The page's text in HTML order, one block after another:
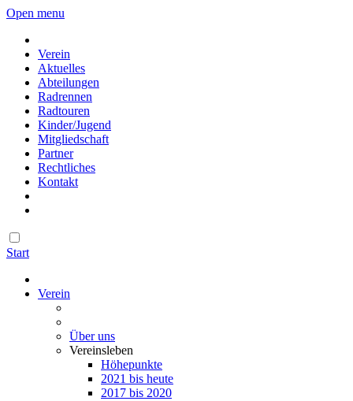
Open menu
Verein
Aktuelles
Abteilungen
Radrennen
Radtouren
Kinder/Jugend
Mitgliedschaft
Partner
Rechtliches
Kontakt
Start
Verein
Über uns
Vereinsleben
Höhepunkte
2021 bis heute
2017 bis 2020